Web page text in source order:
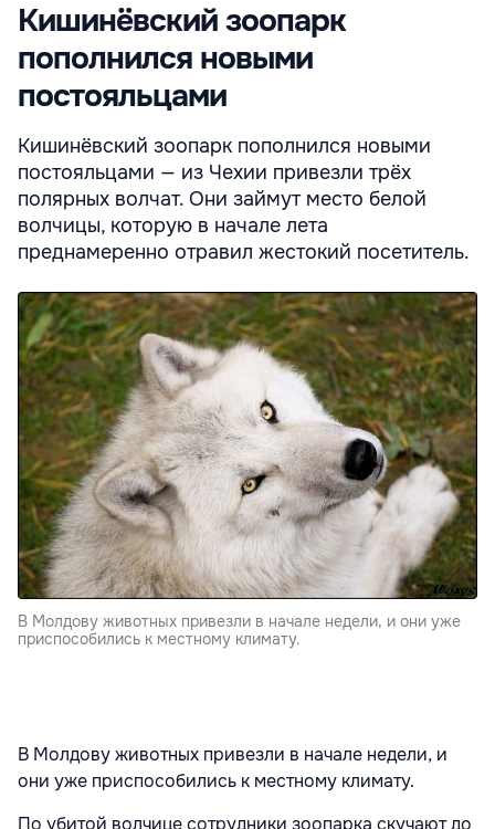
Кишинёвский зоопарк
пополнился новыми
постояльцами
Кишинёвский зоопарк пополнился новыми
постояльцами — из Чехии привезли трёх
полярных волчат. Они займут место белой
волчицы, которую в начале лета
преднамеренно отравил жестокий посетитель.
В Молдову животных привезли в начале недели, и они уже
приспособились к местному климату.
В Молдову животных привезли в начале недели, и
они уже приспособились к местному климату.
По убитой волчице сотрудники зоопарка скучают до